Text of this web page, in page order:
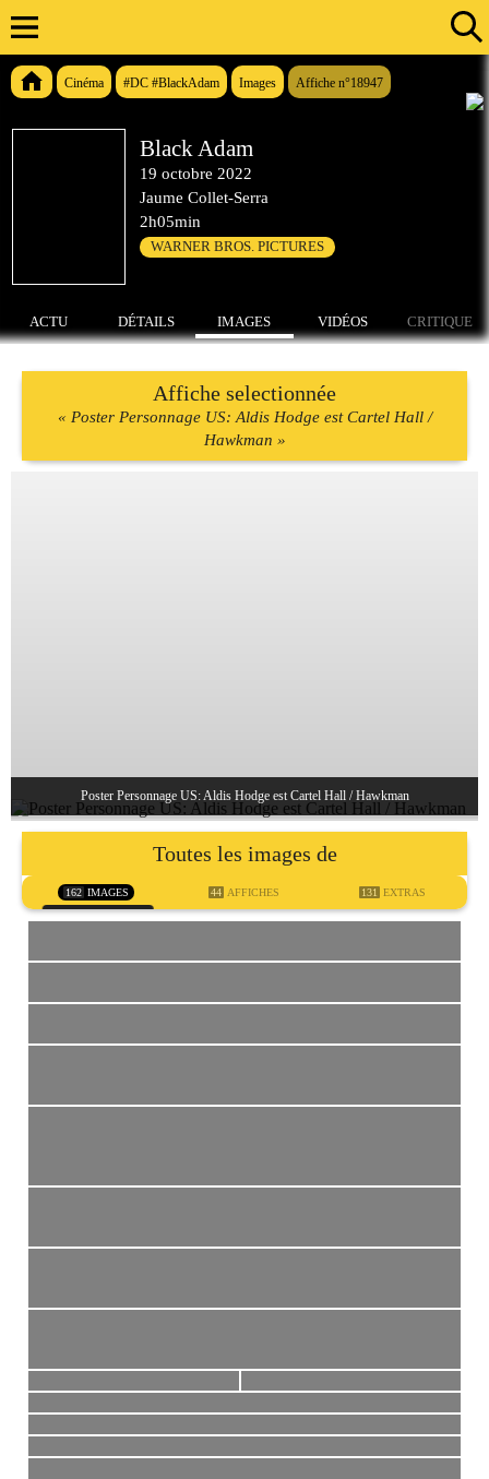
Cinéma #DC #BlackAdam Images Affiche n°18947
Black Adam
19 octobre 2022
Jaume Collet-Serra
2h05min
WARNER BROS. PICTURES
ACTU DÉTAILS IMAGES VIDÉOS CRITIQUE
Affiche selectionnée
« Poster Personnage US: Aldis Hodge est Cartel Hall /
Hawkman »
Poster Personnage US: Aldis Hodge est Cartel Hall / Hawkman
Toutes les images de
162 IMAGES 44 AFFICHES 131 EXTRAS